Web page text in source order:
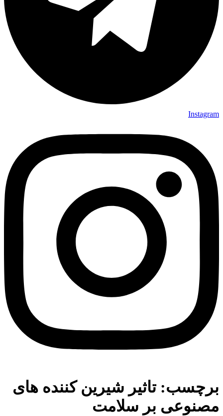
Instagram
برچسب:تاثیر شیرین کننده های
مصنوعی بر سلامت